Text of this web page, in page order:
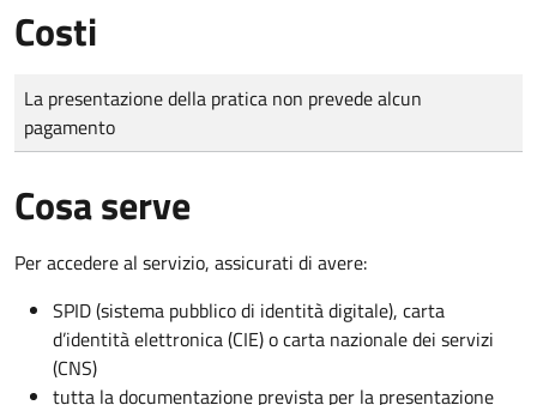
Costi
Tipo di pagamento
Importo
La presentazione della pratica non prevede alcun
pagamento
Cosa serve
Per accedere al servizio, assicurati di avere:
SPID (sistema pubblico di identità digitale), carta
d’identità elettronica (CIE) o carta nazionale dei servizi
(CNS)
tutta la documentazione prevista per la presentazione